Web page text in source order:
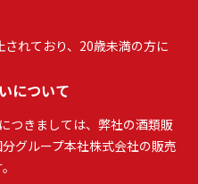
れており、20歳未満の方に
について
つきましては、弊社の酒類販
グループ本社株式会社の販売